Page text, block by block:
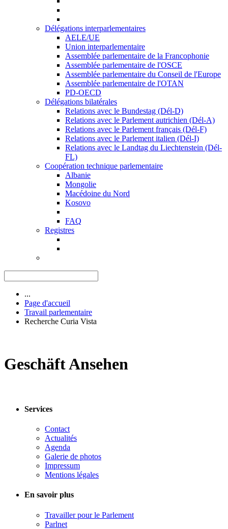
Délégations interparlementaires
AELE/UE
Union interparlementaire
Assemblée parlementaire de la Francophonie
Assemblée parlementaire de l'OSCE
Assemblée parlementaire du Conseil de l'Europe
Assemblée parlementaire de l'OTAN
PD-OECD
Délégations bilatérales
Relations avec le Bundestag (Dél-D)
Relations avec le Parlement autrichien (Dél-A)
Relations avec le Parlement français (Dél-F)
Relations avec le Parlement italien (Dél-I)
Relations avec le Landtag du Liechtenstein (Dél-
FL)
Coopération technique parlementaire
Albanie
Mongolie
Macédoine du Nord
Kosovo
FAQ
Registres
...
Page d'accueil
Travail parlementaire
Recherche Curia Vista
Geschäft Ansehen
Services
Contact
Actualités
Agenda
Galerie de photos
Impressum
Mentions légales
En savoir plus
Travailler pour le Parlement
Parlnet